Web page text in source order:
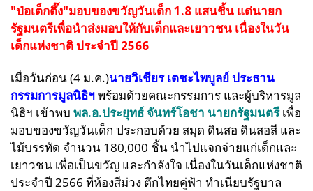
"ป่อเต็กตึ๊ง"มอบของขวัญวันเด็ก 1.8 แสนชิ้น แด่นายก
รัฐมนตรีเพื่อนำส่งมอบให้กับเด็กและเยาวชน เนื่องในวัน
เด็กแห่งชาติ ประจำปี 2566
เมื่อวันก่อน (4 ม.ค.)นายวิเชียร เตชะไพบูลย์ ประธาน
กรรมการมูลนิธิฯพร้อมด้วยคณะกรรมการ และผู้บริหารมูล
นิธิฯ เข้าพบ พล.อ.ประยุทธ์ จันทร์โอชา นายกรัฐมนตรี เพื่อ
มอบของขวัญวันเด็ก ประกอบด้วย สมุด ดินสอ ดินสอสี และ
ไม้บรรทัด จำนวน 180,000 ชิ้น นำไปแจกจ่ายแก่เด็กและ
เยาวชน เพื่อเป็นขวัญ และกำลังใจ เนื่องในวันเด็กแห่งชาติ
ประจำปี 2566 ที่ห้องสีม่วง ตึกไทยคู่ฟ้า ทำเนียบรัฐบาล